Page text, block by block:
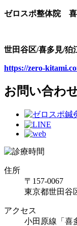
ゼロスポ整体院
世田谷区/喜多見/狛
https://zero-
お問い合わ
住所
〒157-0067
東京都世田谷
アクセス
小田原線「喜